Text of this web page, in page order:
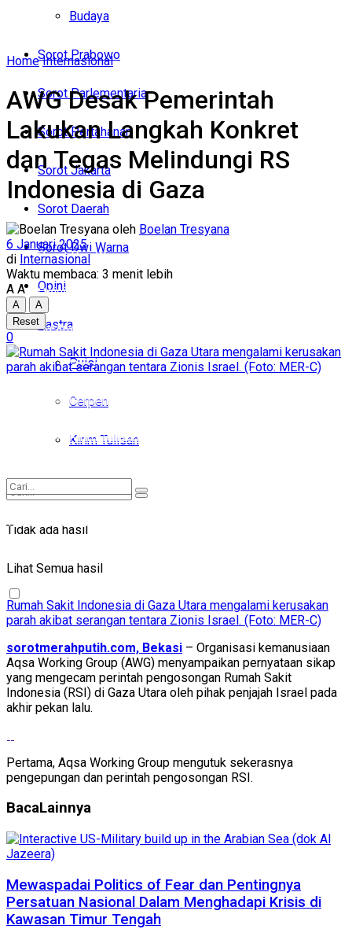
Budaya
Sorot Prabowo
Sorot Parlementaria
Sorot Pertahanan
Sorot Jakarta
Sorot Daerah
Sorot Dwi Warna
Opini
Sastra
Puisi
Cerpen
Kirim Tulisan
Tidak ada hasil
Lihat Semua hasil
Sorot Parlementaria
Sorot Pertahanan
Sorot Jakarta
Sorot Daerah
Sorot Dwi Warna
Opini
Sastra
Puisi
Cerpen
Kirim Tulisan
Tidak ada hasil
Home Internasional
AWG Desak Pemerintah
Lakukan Langkah Konkret
dan Tegas Melindungi RS
Indonesia di Gaza
oleh Boelan Tresyana
6 Januari 2025
di Internasional
Waktu membaca: 3 menit lebih
A A
A
A
Reset
0
Rumah Sakit Indonesia di Gaza Utara mengalami kerusakan
parah akibat serangan tentara Zionis Israel. (Foto: MER-C)
sorotmerahputih.com, Bekasi – Organisasi kemanusiaan
Aqsa Working Group (AWG) menyampaikan pernyataan sikap
yang mengecam perintah pengosongan Rumah Sakit
Indonesia (RSI) di Gaza Utara oleh pihak penjajah Israel pada
akhir pekan lalu.
Pertama, Aqsa Working Group mengutuk sekerasnya
pengepungan dan perintah pengosongan RSI.
BacaLainnya
Mewaspadai Politics of Fear dan Pentingnya
Persatuan Nasional Dalam Menghadapi Krisis di
Kawasan Timur Tengah